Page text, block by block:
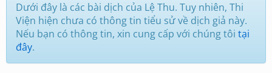
Dưới đây là các bài dịch của Lệ Thu. Tuy nhiên, Thi
Viện hiện chưa có thông tin tiểu sử về dịch giả này.
Nếu bạn có thông tin, xin cung cấp với chúng tôi tại
đây.